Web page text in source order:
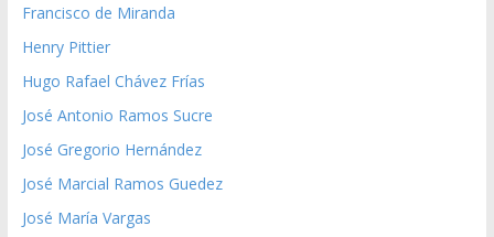
Francisco de Miranda
Henry Pittier
Hugo Rafael Chávez Frías
José Antonio Ramos Sucre
José Gregorio Hernández
José Marcial Ramos Guedez
José María Vargas